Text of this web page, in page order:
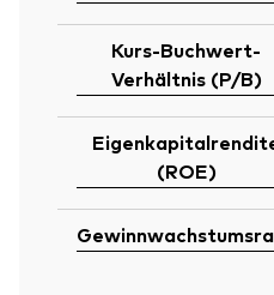
Kurs-Buchwert-
Verhältnis (P/B)
(ROE)